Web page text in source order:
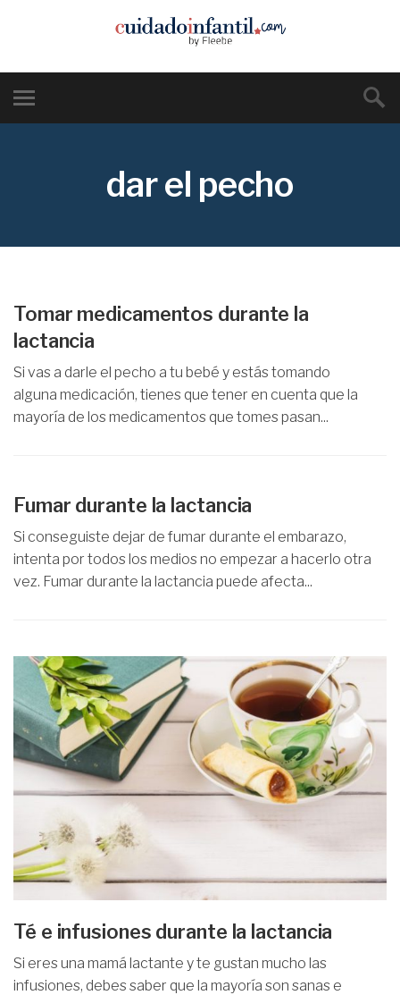
dar el pecho
Tomar medicamentos durante la
lactancia
Si vas a darle el pecho a tu bebé y estás tomando
alguna medicación, tienes que tener en cuenta que la
mayoría de los medicamentos que tomes pasan...
Fumar durante la lactancia
Si conseguiste dejar de fumar durante el embarazo,
intenta por todos los medios no empezar a hacerlo otra
vez. Fumar durante la lactancia puede afecta...
Té e infusiones durante la lactancia
Si eres una mamá lactante y te gustan mucho las
infusiones, debes saber que la mayoría son sanas e